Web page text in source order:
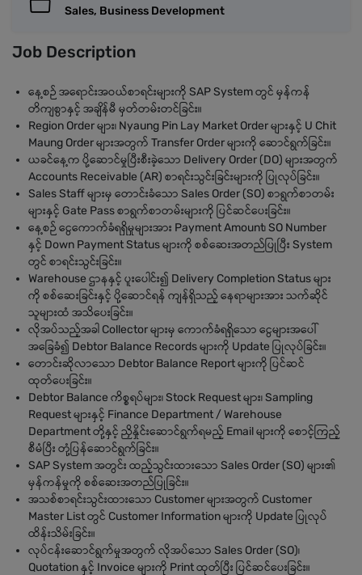
Sales, Business Development
Job Description
နေ့စဉ် အရောင်းအဝယ်စာရင်းများကို SAP System တွင် မှန်ကန်
တိကျစွာနှင့် အချိန်မီ မှတ်တမ်းတင်ခြင်း။
Region Order များ၊ Nyaung Pin Lay Market Order များနှင့် U Chit
Maung Order များအတွက် Transfer Order များကို ဆောင်ရွက်ခြင်း။
ယခင်နေ့က ပို့ဆောင်မှုပြီးစီးခဲ့သော Delivery Order (DO) များအတွက်
Accounts Receivable (AR) စာရင်းသွင်းခြင်းများကို ပြုလုပ်ခြင်း။
Sales Staff များမှ တောင်းခံသော Sales Order (SO) စာရွက်စာတမ်း
များနှင့် Gate Pass စာရွက်စာတမ်းများကို ပြင်ဆင်ပေးခြင်း။
နေ့စဉ် ငွေကောက်ခံရရှိမှုများအား Payment Amount၊ SO Number
နှင့် Down Payment Status များကို စစ်ဆေးအတည်ပြုပြီး System
တွင် စာရင်းသွင်းခြင်း။
Warehouse ဌာနနှင့် ပူးပေါင်း၍ Delivery Completion Status များ
ကို စစ်ဆေးခြင်းနှင့် ပို့ဆောင်ရန် ကျန်ရှိသည့် နေရာများအား သက်ဆိုင်
သူများထံ အသိပေးခြင်း။
လိုအပ်သည့်အခါ Collector များမှ ကောက်ခံရရှိသော ငွေများအပေါ်
အခြေခံ၍ Debtor Balance Records များကို Update ပြုလုပ်ခြင်း။
တောင်းဆိုလာသော Debtor Balance Report များကို ပြင်ဆင်
ထုတ်ပေးခြင်း။
Debtor Balance ကိစ္စရပ်များ၊ Stock Request များ၊ Sampling
Request များနှင့် Finance Department / Warehouse
Department တို့နှင့် ညှိနှိုင်းဆောင်ရွက်ရမည့် Email များကို စောင့်ကြည့်
စီမံပြီး တုံ့ပြန်ဆောင်ရွက်ခြင်း။
SAP System အတွင်း ထည့်သွင်းထားသော Sales Order (SO) များ၏
မှန်ကန်မှုကို စစ်ဆေးအတည်ပြုခြင်း။
အသစ်စာရင်းသွင်းထားသော Customer များအတွက် Customer
Master List တွင် Customer Information များကို Update ပြုလုပ်
ထိန်းသိမ်းခြင်း။
လုပ်ငန်းဆောင်ရွက်မှုအတွက် လိုအပ်သော Sales Order (SO)၊
Quotation နှင့် Invoice များကို Print ထုတ်ပြီး ပြင်ဆင်ပေးခြင်း။